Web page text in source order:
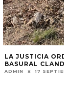
LA JUSTICIA
BASURAL
ADMIN 17